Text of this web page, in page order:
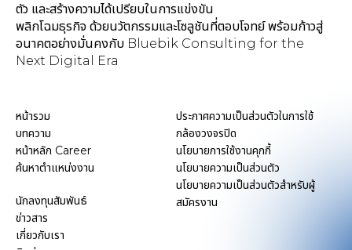
ตัว และสร้างความได้เปรียบในการแข่งขัน
พลิกโฉมธุรกิจ ด้วยนวัตกรรมและโซลูชันที่ตอบโจทย์ พร้อมก้าวสู่
อนาคตอย่างมั่นคงกับ Bluebik Consulting for the
Next Digital Era
หน้ารวม
บทความ
หน้าหลัก Career
ค้นหาตำแหน่งงาน
นักลงทุนสัมพันธ์
ข่าวสาร
เกี่ยวกับเรา
ประกาศความเป็นส่วนตัวในการใช้
กล้องวงจรปิด
นโยบายการใช้งานคุกกี้
นโยบายความเป็นส่วนตัว
นโยบายความเป็นส่วนตัวสำหรับผู้
สมัครงาน